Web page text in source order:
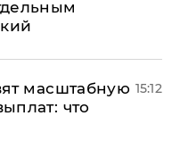
масштабную
что
15:12